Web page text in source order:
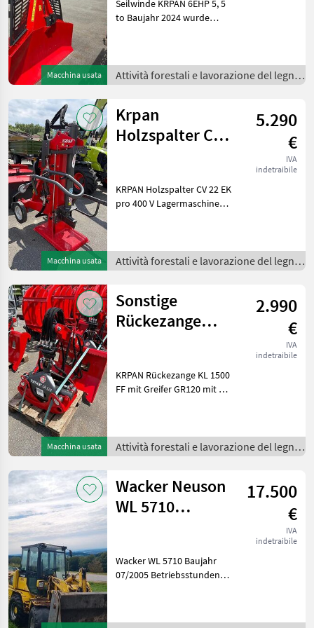
Macchina usata
Seilwinde KRPAN 6EHP 5, 5
to Baujahr 2024 wurde
(D1) zum einmaligen
Sonderpreis . **Technische
Attività forestali e lavorazione del legno
/
Macchina usata
Krpan
Holzspalter CV
Elektr
5.290
€
IVA
indetraibile
KRPAN Holzspalter CV 22 EK
pro 400 V Lagermaschine
Elektro Antrieb. Preis
brutto: 5.290, 00 € inkl.
Attività forestali e lavorazione del legno
/
Macchina usata
Sonstige
Rückezange
Sonderausfüh
2.990
€
IVA
indetraibile
KRPAN Rückezange KL 1500
FF mit Greifer GR120 mit 30
Lagernd und sofort
verfügbar! Euroaufnah
Attività forestali e lavorazione del legno
/
Wacker Neuson
WL 5710
Hoflader
17.500
€
IVA
indetraibile
Wacker WL 5710 Baujahr
07/2005 Betriebsstunden